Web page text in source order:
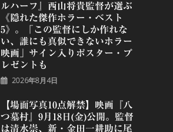
ルハーフ』⻄⼭将貴監督が選ぶ
《隠れた傑作ホラー・ベスト
5》。「この監督にしか作れな
い、誰にも真似できないホラー
映画」サイン入りポスター・プ
レゼントも
2026年8月4日
【場面写真10点解禁】映画『八
つ墓村』9月18日(金)公開。監督
は清水崇、新・金田一耕助に尾